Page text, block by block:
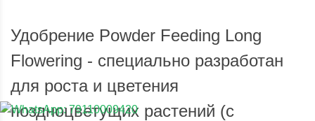
Удобрение Powder Feeding Long
Flowering - специально разработан
для роста и цветения
поздноцветущих растений (с